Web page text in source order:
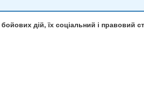
дій, їх соціальний і правовий